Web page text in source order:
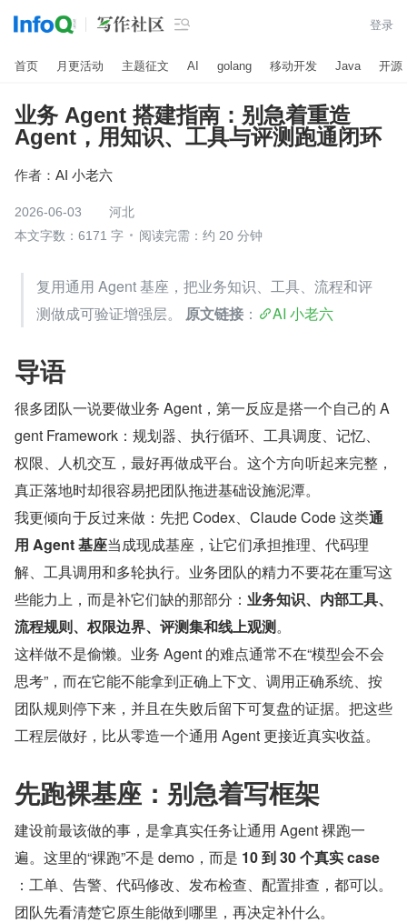
 登录
首页 月更活动 主题征文 AI golang 移动开发 Java 开源
业务 Agent 搭建指南：别急着重造
Agent，用知识、工具与评测跑通闭环
作者： AI 小老六
2026-06-03
河北
本文字数：6171 字
阅读完需：约 20 分钟
复用通用 Agent 基座，把业务知识、工具、流程和评
测做成可验证增强层。 原文链接 ： AI 小老六
导语
很多团队一说要做业务 Agent，第一反应是搭一个自己的 A
gent Framework：规划器、执行循环、工具调度、记忆、
权限、人机交互，最好再做成平台。这个方向听起来完整，
真正落地时却很容易把团队拖进基础设施泥潭。
我更倾向于反过来做：先把 Codex、Claude Code 这类通
用 Agent 基座当成现成基座，让它们承担推理、代码理
解、工具调用和多轮执行。业务团队的精力不要花在重写这
些能力上，而是补它们缺的那部分：​ 业务知识、内部工具、
流程规则、权限边界、评测集和线上观测​。
这样做不是偷懒。业务 Agent 的难点通常不在“模型会不会
思考”，而在它能不能拿到正确上下文、调用正确系统、按
团队规则停下来，并且在失败后留下可复盘的证据。把这些
工程层做好，比从零造一个通用 Agent 更接近真实收益。
先跑裸基座：别急着写框架
建设前最该做的事，是拿真实任务让通用 Agent 裸跑一
遍。这里的“裸跑”不是 demo，而是 ​ 10 到 30 个真实 case
：工单、告警、代码修改、发布检查、配置排查，都可以。
团队先看清楚它原生能做到哪里，再决定补什么。